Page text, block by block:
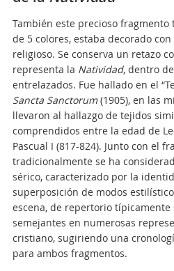
También este precioso fragmento
de 5 colores, estaba decorado
religioso. Se conserva un retazo
representa la Natividad, dentro
entrelazados. Fue hallado en el
Sancta Sanctorum(1905), en las
llevaron al hallazgo de tejidos
comprendidos entre la edad de
Pascual I (817-824). Junto con el
tradicionalmente se ha
sérico, caracterizado por la
superposición de modos
escena, de repertorio típicamente
semejantes en numerosas
cristiano, sugiriendo una
para ambos fragmentos.